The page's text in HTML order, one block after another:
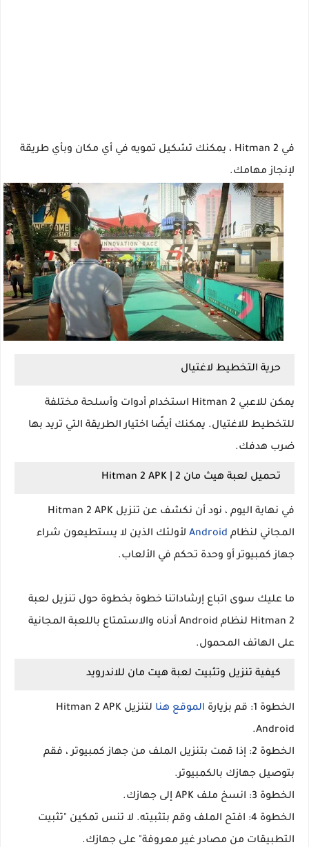
في Hitman 2 ، يمكنك تشكيل تمويه في أي مكان وبأي طريقة
لإنجاز مهامك.
حرية التخطيط لاغتيال
يمكن للاعبي Hitman 2 استخدام أدوات وأسلحة مختلفة
للتخطيط للاغتيال. يمكنك أيضًا اختيار الطريقة التي تريد بها
ضرب هدفك.
تحميل لعبة هيث مان 2 | Hitman 2 APK
في نهاية اليوم ، نود أن نكشف عن تنزيل Hitman 2 APK
المجاني لنظام Android لأولئك الذين لا يستطيعون شراء
جهاز كمبيوتر أو وحدة تحكم في الألعاب.
ما عليك سوى اتباع إرشاداتنا خطوة بخطوة حول تنزيل لعبة
Hitman 2 لنظام Android أدناه والاستمتاع باللعبة المجانية
على الهاتف المحمول.
كيفية تنزيل وتثبيت لعبة هيت مان للاندرويد
الخطوة 1: قم بزيارة الموقع هنا
لتنزيل Hitman 2 APK
Android.
الخطوة 2: إذا قمت بتنزيل الملف من جهاز كمبيوتر ، فقم
بتوصيل جهازك بالكمبيوتر.
الخطوة 3: انسخ ملف APK إلى جهازك.
الخطوة 4: افتح الملف وقم بتثبيته. لا تنس تمكين "تثبيت
التطبيقات من مصادر غير معروفة" على جهازك.